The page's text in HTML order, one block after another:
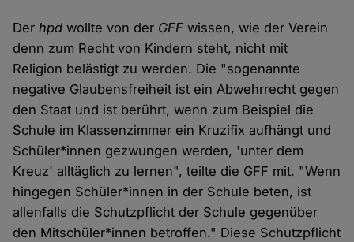
Derhpd wollte von der GFF wissen, wie der Verein
denn zum Recht von Kindern steht, nicht mit
Religion belästigt zu werden. Die "sogenannte
negative Glaubensfreiheit ist ein Abwehrrecht gegen
den Staat und ist berührt, wenn zum Beispiel die
Schule im Klassenzimmer ein Kruzifix aufhängt und
Schüler*innen gezwungen werden, 'unter dem
Kreuz' alltäglich zu lernen", teilte die GFF mit. "Wenn
hingegen Schüler*innen in der Schule beten, ist
allenfalls die Schutzpflicht der Schule gegenüber
den Mitschüler*innen betroffen." Diese Schutzpflicht